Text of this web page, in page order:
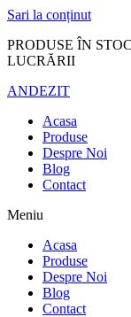
Sari la conținut
PRODUSE ÎN
LUCRĂRII
ANDEZIT
Acasa
Produse
Despre Noi
Blog
Contact
Meniu
Acasa
Produse
Despre Noi
Blog
Contact